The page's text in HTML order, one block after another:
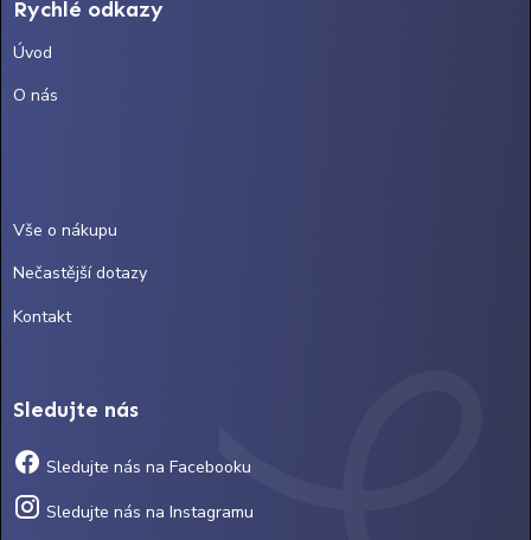
Rychlé odkazy
Úvod
O nás
Vše o nákupu
Nečastější dotazy
Kontakt
Sledujte nás
Sledujte nás na Facebooku
Sledujte nás na Instagramu